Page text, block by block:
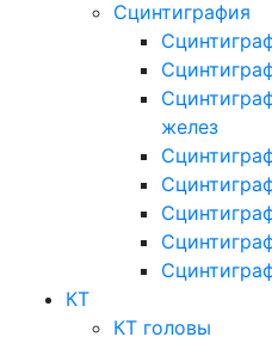
Сцинтиграфия
желез
КТ
КТ головы